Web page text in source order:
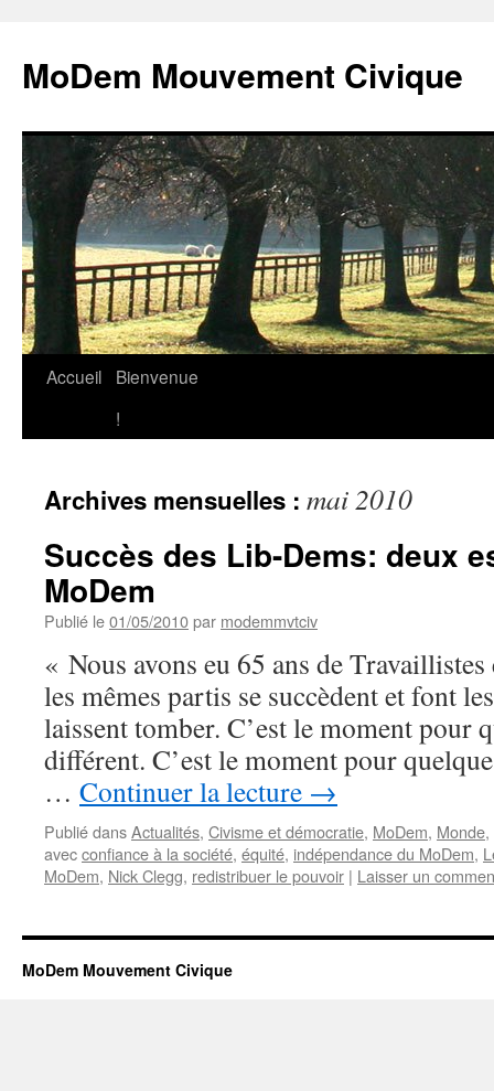
MoDem Mouvement Civique
Aller
Accueil
Bienvenue
!
Archives mensuelles : mai 2010
Succès des Lib-Dems: deux
MoDem
Publié le01/05/2010par modemmvtciv
« Nous avons eu 65 ans de
les mêmes partis se succèdent et font
laissent tomber. C’est le moment pour
différent. C’est le moment pour
… Continuer la lecture →
Publié dansActualités, Civisme et démocratie, MoDem, Monde,
avecconfiance à la société, équité, indépendance du MoDem,
MoDem, Nick Clegg, redistribuer le pouvoir | Laisser un
MoDem Mouvement Civique